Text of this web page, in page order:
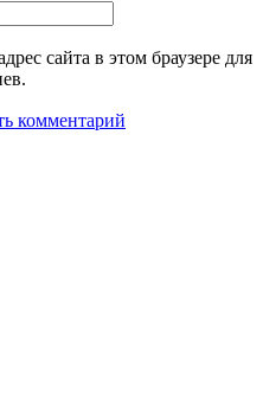
сайта в этом браузере для
комментарий